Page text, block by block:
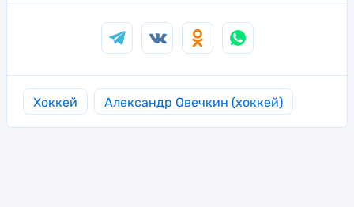
Хоккей Александр Овечкин (хоккей)